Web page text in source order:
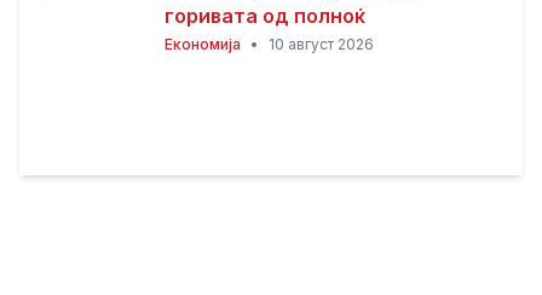
горивата од полноќ
Економија • 10 август 2026